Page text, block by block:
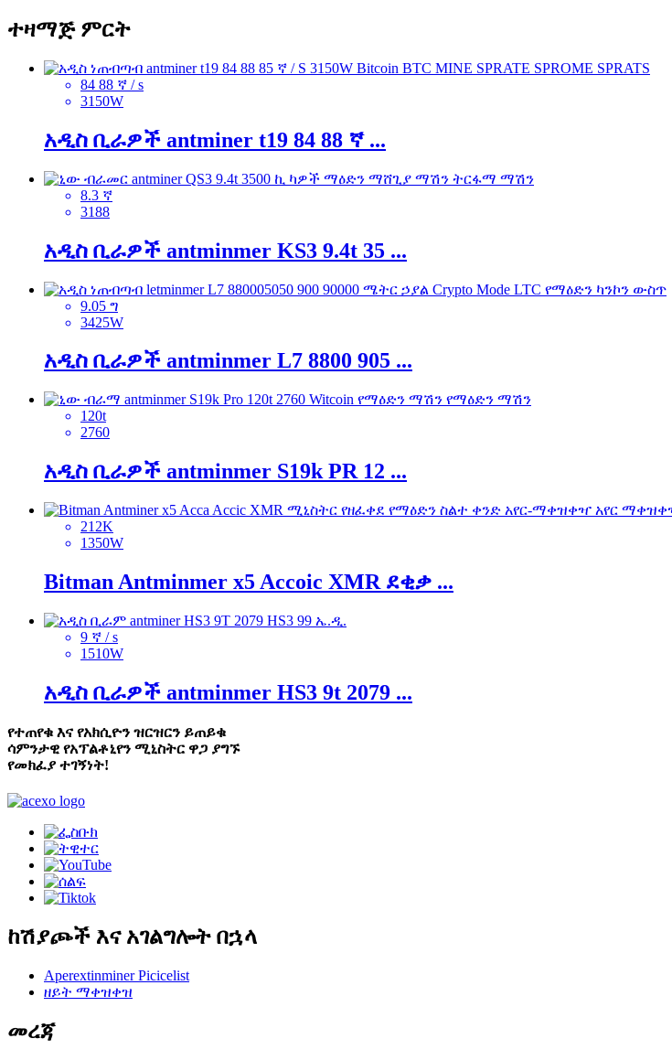
ተዛማጅ ምርት
84 88 ኛ / s
3150W
አዲስ ቢራዎች antminer t19 84 88 ኛ ...
8.3 ኛ
3188
አዲስ ቢራዎች antminmer KS3 9.4t 35 ...
9.05 ግ
3425W
አዲስ ቢራዎች antminmer L7 8800 905 ...
120t
2760
አዲስ ቢራዎች antminmer S19k PR 12 ...
212K
1350W
Bitman Antminmer x5 Accoic XMR ደቂቃ ...
9 ኛ / s
1510W
አዲስ ቢራዎች antminmer HS3 9t 2079 ...
የተጠየቁ እና የአክሲዮን ዝርዝርን ይጠይቁ
ሳምንታዊ የአፕልቶኒየን ሚኒስትር ዋጋ ያግኙ
የመክፈያ ተገኝነት!
ከሽያጮች እና አገልግሎት በኋላ
Aperextinminer Picicelist
ዘይት ማቀዝቀዝ
መረጃ